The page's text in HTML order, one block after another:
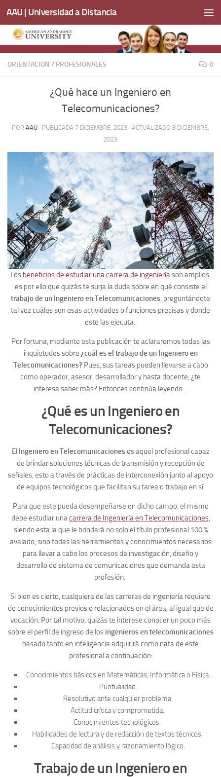
Saltar al contenido
AAU | Universidad a Distancia
ORIENTACION / PROFESIONALES 0
¿Qué hace un Ingeniero en
Telecomunicaciones?
POR AAU · PUBLICADA 7 DICIEMBRE, 2023 · ACTUALIZADO 8 DICIEMBRE,
2023
Los beneficios de estudiar una carrera de ingenieríason amplios,
es por ello que quizás te surja la duda sobre en qué consiste el
trabajo de un Ingeniero en Telecomunicaciones, preguntándote
tal vez cuáles son esas actividades o funciones precisas y donde
este las ejecuta.
Por fortuna, mediante esta publicación te aclararemos todas las
inquietudes sobre ¿cuál es el trabajo de un Ingeniero en
Telecomunicaciones? Pues, sus tareas pueden llevarse a cabo
como operador, asesor, desarrollador y hasta docente, ¿te
interesa saber más? Entonces continúa leyendo…
¿Qué es un Ingeniero en
Telecomunicaciones?
El Ingeniero en Telecomunicacioneses aquel profesional capaz
de brindar soluciones técnicas de transmisión y recepción de
señales, esto a través de prácticas de interconexión junto al apoyo
de equipos tecnológicos que facilitan su tarea o trabajo en sí.
Para que este pueda desempeñarse en dicho campo, el mismo
debe estudiar unacarrera de Ingeniería en Telecomunicaciones,
siendo esta la que le brindará no solo el título profesional 100 %
avalado, sino todas las herramientas y conocimientos necesarios
para llevar a cabo los procesos de investigación, diseño y
desarrollo de sistema de comunicaciones que demanda esta
profesión.
Si bien es cierto, cualquiera de las carreras de ingeniería requiere
de conocimientos previos o relacionados en el área, al igual que de
vocación. Por tal motivo, quizás te interese conocer un poco más
sobre el perfil de ingreso de los ingenieros en telecomunicaciones
basado tanto en inteligencia adquirirá como nata de este
profesional a continuación:
Conocimientos básicos en Matemáticas, Informática o Física.
Puntualidad.
Resolutivo ante cualquier problema.
Actitud crítica y comprometida.
Conocimientos tecnológicos.
Habilidades de lectura y de redacción de textos técnicos.
Capacidad de análisis y razonamiento lógico.
Trabajo de un Ingeniero en